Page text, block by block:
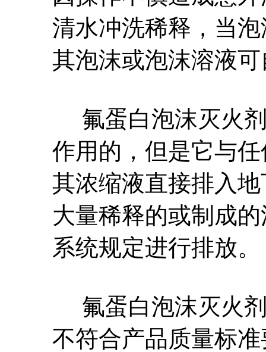
清水冲洗稀释，当
其泡沫或泡沫溶液
氟蛋白泡沫灭火
作用的，但是它与
其浓缩液直接排入
大量稀释的或制成
系统规定进行排放。
氟蛋白泡沫灭火
不符合产品质量标